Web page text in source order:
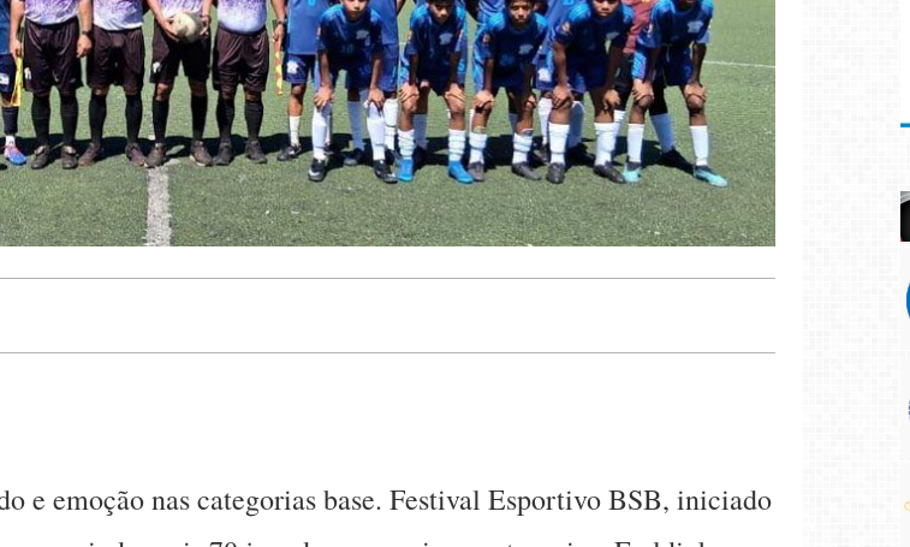
e emoção nas categorias base. Festival Esportivo BSB, iniciado